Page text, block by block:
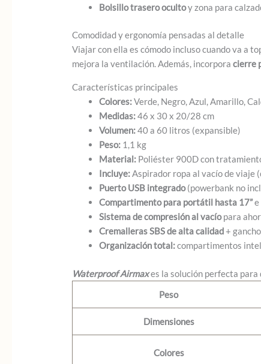
Bolsillo trasero ocultoy zona para
Comodidad y ergonomía pensadas al detalle
Viajar con ella es cómodo incluso cuando va a
mejora la ventilación. Además, incorporacierre
Características principales
Colores:Verde, Negro, Azul, Amarillo,
Medidas:46 x 30 x 20/28 cm
Volumen:40 a 60 litros (expansible)
Peso: 1,1 kg
Material: Poliéster 900D con
Incluye:Aspirador ropa al vacío de viaje
Puerto USB integrado(powerbank no
Compartimento para portátil hasta 17”e
Sistema de compresión al vacíopara
Cremalleras SBS de alta calidad+
Organización total:compartimentos
Waterproof Airmaxes la solución perfecta para
Peso
Dimensiones
Colores